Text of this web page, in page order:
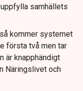
samhällets
kommer systemet
första två men tar
är knapphändigt
Näringslivet och